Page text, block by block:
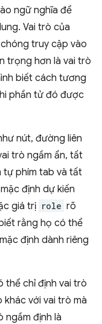
ngữ nghĩa để
Vai trò của
truy cập vào
trọng hơn là vai trò
biết cách tương
phần tử đó được
nút, đường liên
trò ngầm ẩn, tất
tự phím tab và tất
định dự kiến
giá trị role rõ
rằng họ có thể
định dành riêng
thể chỉ định vai trò
với vai trò mà
ngầm định là